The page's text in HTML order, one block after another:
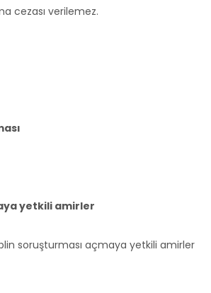
cezası verilemez.
yetkili amirler
soruşturması açmaya yetkili amirler